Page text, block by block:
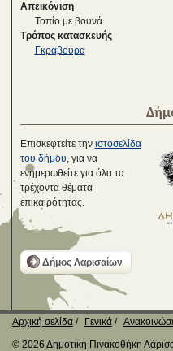
Απεικόνιση
Τοπίο με βουνά
Τρόπος κατασκευής
Γκραβούρα
Επισκεφτείτε την ιστοσελίδα
του δήμου, για να
ενημερωθείτε για όλα τα
τρέχοντα θέματα
επικαιρότητας.
Δήμος Λαρισαίων
Αρχική σελίδα Γενικά
© 2026 Δημοτική Πινακοθήκη